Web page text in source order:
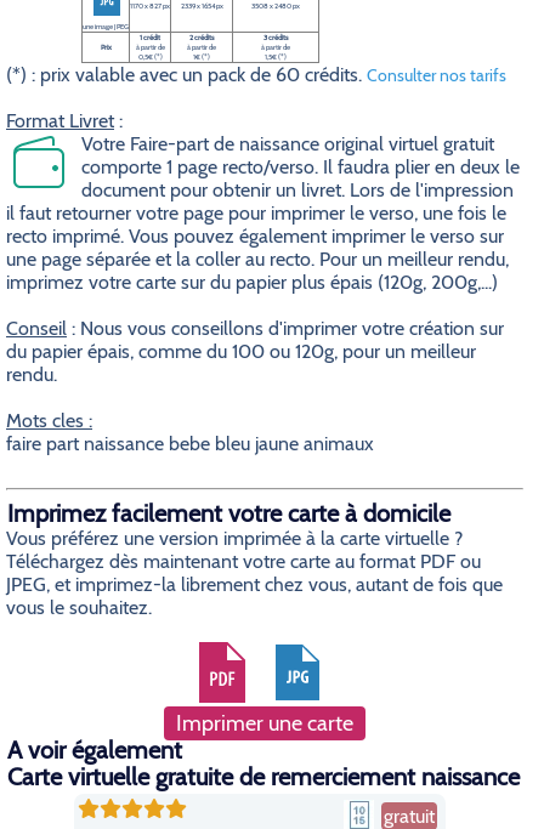
une image JPEG
1170 x 827 px 2339 x 1654 px 3508 x 2480 px
Prix
1 crédit
à partir de
0,5€ (*)
2 crédits
à partir de
1€ (*)
3 crédits
à partir de
1,5€ (*)
(*) : prix valable avec un pack de 60 crédits. Consulter nos tarifs
Format Livret:
Votre Faire-part de naissance original virtuel gratuit
comporte 1 page recto/verso. Il faudra plier en deux le
document pour obtenir un livret. Lors de l'impression
il faut retourner votre page pour imprimer le verso, une fois le
recto imprimé. Vous pouvez également imprimer le verso sur
une page séparée et la coller au recto. Pour un meilleur rendu,
imprimez votre carte sur du papier plus épais (120g, 200g,...)
Conseil : Nous vous conseillons d'imprimer votre création sur
du papier épais, comme du 100 ou 120g, pour un meilleur
rendu.
Mots cles :
faire part naissance bebe bleu jaune animaux
Imprimez facilement votre carte à domicile
Vous préférez une version imprimée à la carte virtuelle ?
Téléchargez dès maintenant votre carte au format PDF ou
JPEG, et imprimez-la librement chez vous, autant de fois que
vous le souhaitez.
Imprimer une carte
A voir également
Carte virtuelle gratuite de remerciement naissance
gratuit